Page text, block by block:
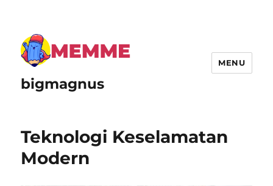
bigmagnus
MENU
Teknologi Keselamatan
Modern